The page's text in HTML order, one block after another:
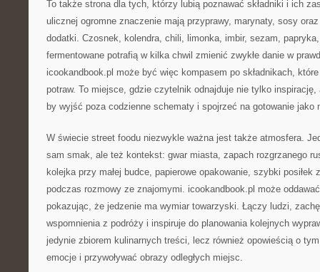
To także strona dla tych, którzy lubią poznawać składniki i ich
ulicznej ogromne znaczenie mają przyprawy, marynaty, sosy
dodatki. Czosnek, kolendra, chili, limonka, imbir, sezam,
fermentowane potrafią w kilka chwil zmienić zwykłe danie w
icookandbook.pl może być więc kompasem po składnikach,
potraw. To miejsce, gdzie czytelnik odnajduje nie tylko
by wyjść poza codzienne schematy i spojrzeć na gotowanie jako
W świecie street foodu niezwykle ważna jest także atmosfera.
sam smak, ale też kontekst: gwar miasta, zapach rozgrzanego
kolejka przy małej budce, papierowe opakowanie, szybki posiłek
podczas rozmowy ze znajomymi. icookandbook.pl może
pokazując, że jedzenie ma wymiar towarzyski. Łączy ludzi,
wspomnienia z podróży i inspiruje do planowania kolejnych
jedynie zbiorem kulinarnych treści, lecz również opowieścią o
emocje i przywoływać obrazy odległych miejsc.